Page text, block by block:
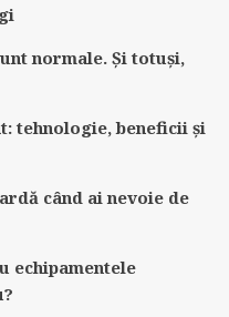
normale. Și totuși,
tehnologie, beneficii și
când ai nevoie de
echipamentele